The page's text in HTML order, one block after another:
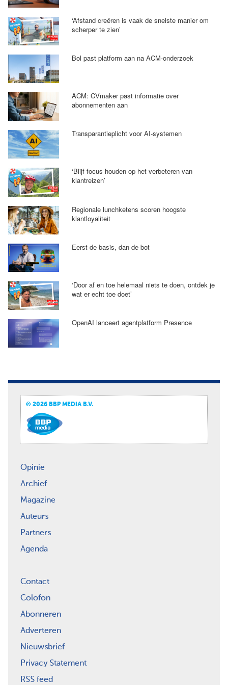
‘Afstand creëren is vaak de snelste manier om
scherper te zien’
Bol past platform aan na ACM-onderzoek
ACM: CVmaker past informatie over
abonnementen aan
Transparantieplicht voor AI-systemen
‘Blijf focus houden op het verbeteren van
klantreizen’
Regionale lunchketens scoren hoogste
klantloyaliteit
Eerst de basis, dan de bot
‘Door af en toe helemaal niets te doen, ontdek je
wat er echt toe doet’
OpenAI lanceert agentplatform Presence
© 2026 BBP MEDIA B.V.
Opinie
Archief
Magazine
Auteurs
Partners
Agenda
Contact
Colofon
Abonneren
Adverteren
Nieuwsbrief
Privacy Statement
RSS feed